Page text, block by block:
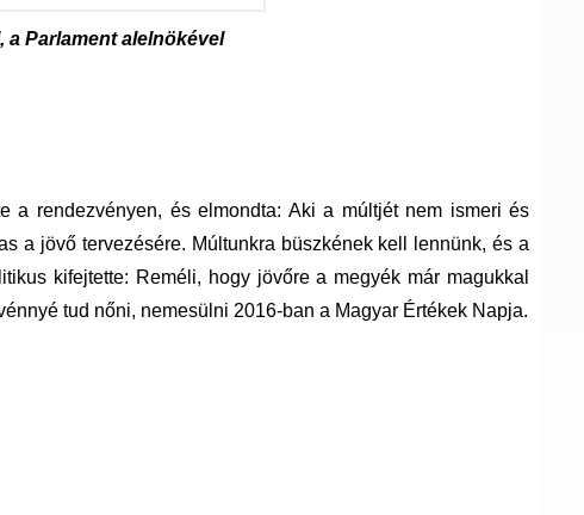
a Parlament alelnökével
a rendezvényen, és elmondta: Aki a múltjét nem ismeri és
a jövő tervezésére. Múltunkra büszkének kell lennünk, és a
kifejtette: Reméli, hogy jövőre a megyék már magukkal
tud nőni, nemesülni 2016-ban a Magyar Értékek Napja.